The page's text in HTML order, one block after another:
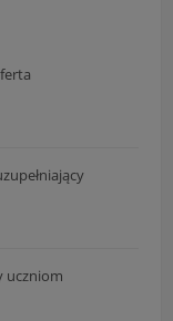
uczniom